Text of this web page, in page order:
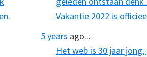
.
Vakantie 2022 is
5 years ago...
Het web is 30 jaar